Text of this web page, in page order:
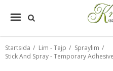
Startsida / Lim - Tejp / Spraylim /
Stick And Spray - Temporary